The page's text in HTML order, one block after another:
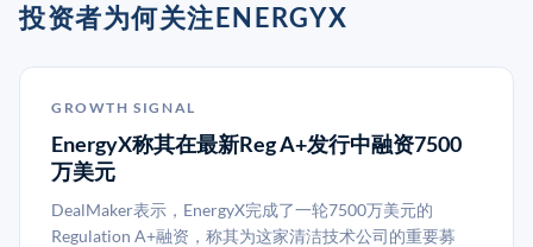
投资者为何关注ENERGYX
GROWTH SIGNAL
EnergyX称其在最新Reg A+发行中融资7500
万美元
DealMaker表示，EnergyX完成了一轮7500万美元的
Regulation A+融资，称其为这家清洁技术公司的重要募